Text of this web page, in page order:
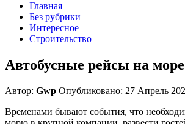
Главная
Без рубрики
Интересное
Строительство
Автобусные рейсы на море
Автор: Gwp Опубликовано: 27 Апрель
Временами бывают события, что